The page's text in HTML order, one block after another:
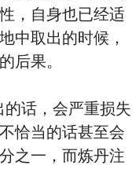
，自身也已经适
中取出的时候，
后果。
话，会严重损失
恰当的话甚至会
之一，而炼丹注